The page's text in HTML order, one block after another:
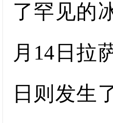
了罕见的
月14日拉
日则发生